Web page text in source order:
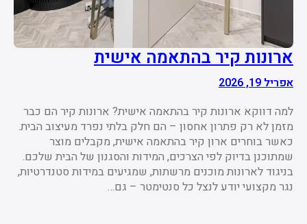
ארונות קיר בהתאמה אישית
אפריל 19, 2026
למה דווקא ארונות קיר בהתאמה אישית? ארונות קיר הם כבר
מזמן לא רק פתרון אחסון – הם חלק בלתי נפרד מעיצוב הבית.
כאשר בוחרים ארון קיר בהתאמה אישית, מקבלים מוצר
שמתוכנן בדיוק לפי הצרכים, המידות והסגנון של הבית שלכם.
בניגוד לארונות מוכנים מרשתות, שמגיעים במידות סטנדרטיות,
נגר מקצועי יודע לנצל כל סנטימטר – גם…